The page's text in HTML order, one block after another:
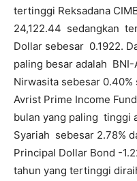
tertinggi Reksadana
24,122.44 sedangkan
Dollar sebesar 0.1922.
paling besar adalah BNI-
Nirwasita sebesar
Avrist Prime Income
bulan yang paling tinggi
Syariah sebesar 2.78%
Principal Dollar Bond -
tahun yang tertinggi